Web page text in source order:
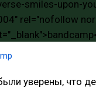
уверены, что